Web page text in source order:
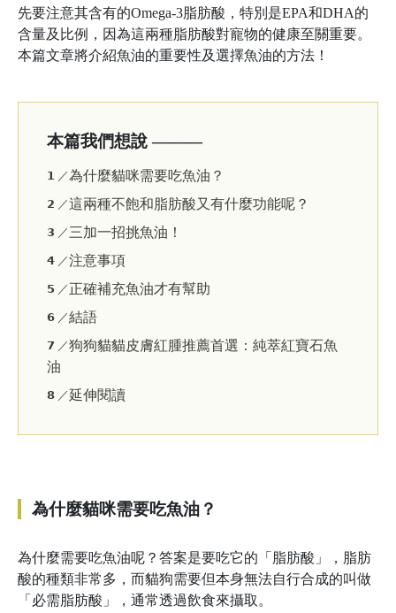
先要注意其含有的Omega-3脂肪酸，特別是EPA和DHA的
含量及比例，因為這兩種脂肪酸對寵物的健康至關重要。
本篇文章將介紹魚油的重要性及選擇魚油的方法！
本篇我們想說 ———
𝟭 ／為什麼貓咪需要吃魚油？
𝟮 ／這兩種不飽和脂肪酸又有什麼功能呢？
𝟯 ／ 三加一招挑魚油！
𝟰 ／注意事項
𝟱 ／ 正確補充魚油才有幫助
𝟲 ／結語
𝟳 ／狗狗貓貓皮膚紅腫推薦首選：純萃紅寶石魚
油
𝟴 ／延伸閱讀
為什麼貓咪需要吃魚油？
為什麼需要吃魚油呢？答案是要吃它的「脂肪酸」，脂肪
酸的種類非常多，而貓狗需要但本身無法自行合成的叫做
「必需脂肪酸」，通常透過飲食來攝取。